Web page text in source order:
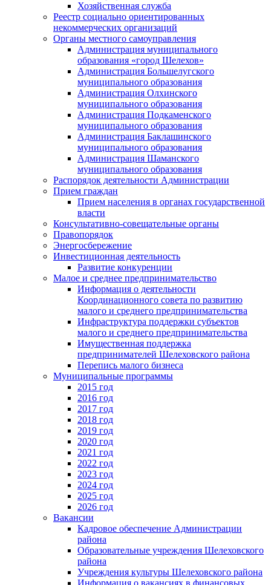
Хозяйственная служба
Реестр социально ориентированных
некоммерческих организаций
Органы местного самоуправления
Администрация муниципального
образования «город Шелехов»
Администрация Большелугского
муниципального образования
Администрация Олхинского
муниципального образования
Администрация Подкаменского
муниципального образования
Администрация Баклашинского
муниципального образования
Администрация Шаманского
муниципального образования
Распорядок деятельности Администрации
Прием граждан
Прием населения в органах государственной
власти
Консультативно-совещательные органы
Правопорядок
Энергосбережение
Инвестиционная деятельность
Развитие конкуренции
Малое и среднее предпринимательство
Информация о деятельности
Координационного совета по развитию
малого и среднего предпринимательства
Инфраструктура поддержки субъектов
малого и среднего предпринимательства
Имущественная поддержка
предпринимателей Шелеховского района
Перепись малого бизнеса
Муниципальные программы
2015 год
2016 год
2017 год
2018 год
2019 год
2020 год
2021 год
2022 год
2023 год
2024 год
2025 год
2026 год
Вакансии
Кадровое обеспечение Администрации
района
Образовательные учреждения Шелеховского
района
Учреждения культуры Шелеховского района
Информация о вакансиях в финансовых